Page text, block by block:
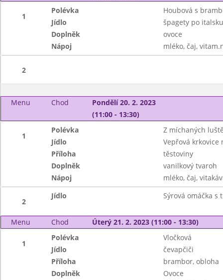
1
Polévka
Houbová s
Jídlo
špagety po
Doplněk
ovoce
Nápoj
mléko, čaj,
2
Menu Chod
Pondělí 20. 2. 2023
(11:00 - 13:30)
1
Polévka
Z míchaných
Jídlo
Vepřová krkovice
Příloha
těstoviny
Doplněk
vanilkový tvaroh
Nápoj
mléko, čaj,
2
Jídlo Sýrová omáčka s
Menu Chod Úterý 21. 2. 2023 (11:00 - 13:30)
1
Polévka
Vločková
Jídlo
čevapčiči
Příloha
brambor, obloha
Doplněk
Ovoce